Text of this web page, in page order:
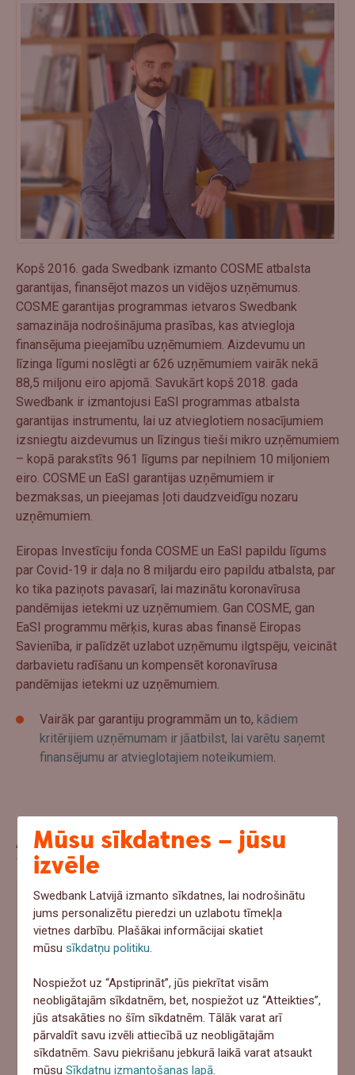
Kopš 2016. gada Swedbank izmanto COSME atbalsta
garantijas, finansējot mazos un vidējos uzņēmumus.
COSME garantijas programmas ietvaros Swedbank
samazināja nodrošinājuma prasības, kas atviegloja
finansējuma pieejamību uzņēmumiem. Aizdevumu un
līzinga līgumi noslēgti ar 626 uzņēmumiem vairāk nekā
88,5 miljonu eiro apjomā. Savukārt kopš 2018. gada
Swedbank ir izmantojusi EaSI programmas atbalsta
garantijas instrumentu, lai uz atvieglotiem nosacījumiem
izsniegtu aizdevumus un līzingus tieši mikro uzņēmumiem
– kopā parakstīts 961 līgums par nepilniem 10 miljoniem
eiro. COSME un EaSI garantijas uzņēmumiem ir
bezmaksas, un pieejamas ļoti daudzveidīgu nozaru
uzņēmumiem.
Eiropas Investīciju fonda COSME un EaSI papildu līgums
par Covid-19 ir daļa no 8 miljardu eiro papildu atbalsta, par
ko tika paziņots pavasarī, lai mazinātu koronavīrusa
pandēmijas ietekmi uz uzņēmumiem. Gan COSME, gan
EaSI programmu mērķis, kuras abas finansē Eiropas
Savienība, ir palīdzēt uzlabot uzņēmumu ilgtspēju, veicināt
darbavietu radīšanu un kompensēt koronavīrusa
pandēmijas ietekmi uz uzņēmumiem.
Vairāk par garantiju programmām un to, kādiem
kritērijiem uzņēmumam ir jāatbilst, lai varētu saņemt
finansējumu ar atvieglotajiem noteikumiem.
Aptauja
Ja šovasar notiktu negadījums un pēkšņi
vajadzētu 1000+ eur, ko tu darītu?
Meklētu aizņēmumu
Paļautos uz apdrošināšanu
Cerētu, ka tā nenotiks
Mūsu sīkdatnes – jūsu
izvēle
Swedbank Latvijā izmanto sīkdatnes, lai nodrošinātu
jums personalizētu pieredzi un uzlabotu tīmekļa
vietnes darbību. Plašākai informācijai skatiet
mūsusīkdatņu politiku.
Nospiežot uz “Apstiprināt”, jūs piekrītat visām
neobligātajām sīkdatnēm, bet, nospiežot uz “Atteikties”,
jūs atsakāties no šīm sīkdatnēm. Tālāk varat arī
pārvaldīt savu izvēli attiecībā uz neobligātajām
sīkdatnēm. Savu piekrišanu jebkurā laikā varat atsaukt
mūsuSīkdatņu izmantošanas lapā.